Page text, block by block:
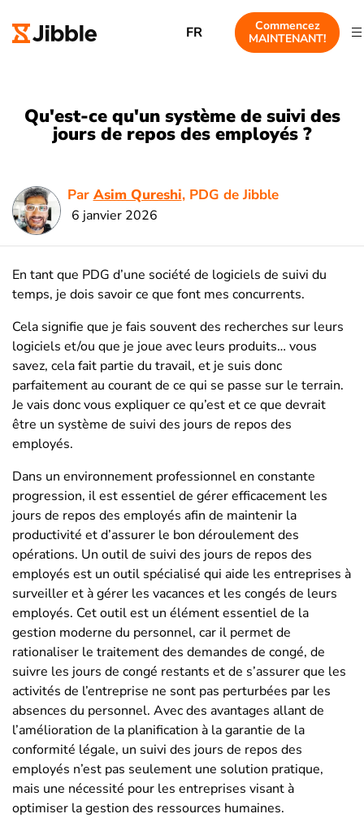
FR
Commencez
MAINTENANT!
Qu'est-ce qu'un système de suivi des
jours de repos des employés ?
Par Asim Qureshi, PDG de Jibble
6 janvier 2026
En tant que PDG d’une société de logiciels de suivi du
temps, je dois savoir ce que font mes concurrents.
Cela signifie que je fais souvent des recherches sur leurs
logiciels et/ou que je joue avec leurs produits… vous
savez, cela fait partie du travail, et je suis donc
parfaitement au courant de ce qui se passe sur le terrain.
Je vais donc vous expliquer ce qu’est et ce que devrait
être un système de suivi des jours de repos des
employés.
Dans un environnement professionnel en constante
progression, il est essentiel de gérer efficacement les
jours de repos des employés afin de maintenir la
productivité et d’assurer le bon déroulement des
opérations. Un outil de suivi des jours de repos des
employés est un outil spécialisé qui aide les entreprises à
surveiller et à gérer les vacances et les congés de leurs
employés. Cet outil est un élément essentiel de la
gestion moderne du personnel, car il permet de
rationaliser le traitement des demandes de congé, de
suivre les jours de congé restants et de s’assurer que les
activités de l’entreprise ne sont pas perturbées par les
absences du personnel. Avec des avantages allant de
l’amélioration de la planification à la garantie de la
conformité légale, un suivi des jours de repos des
employés n’est pas seulement une solution pratique,
mais une nécessité pour les entreprises visant à
optimiser la gestion des ressources humaines.